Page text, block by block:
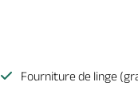
Fourniture de linge